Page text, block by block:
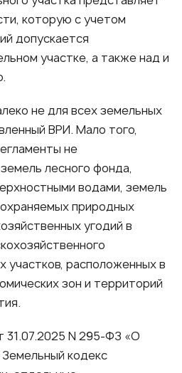
которую с учетом
допускается
участке, а также над и
не для всех земельных
ВРИ. Мало того,
не
лесного фонда,
водами, земель
природных
угодий в
участков, расположенных в
зон и территорий
31.07.2025 N 295-ФЗ «О
кодекс